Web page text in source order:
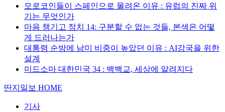
모로코인들이 스페인으로 몰려온 이유 : 유럽의 진짜 위
기는 무엇인가
마음 챙기고 정치 14: 구분할 수 없는 것들, 본색은 어떻
게 드러나는가
대통령 순방에 남미 비중이 높았던 이유 : AI강국을 위한
설계
미드소마 대한민국 34 : 백백교, 세상에 알려지다
딴지일보 HOME
기사